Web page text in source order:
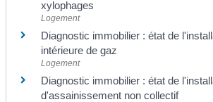
xylophages
Logement
Diagnostic immobilier : état de
intérieure de gaz
Logement
Diagnostic immobilier : état de
d'assainissement non collectif